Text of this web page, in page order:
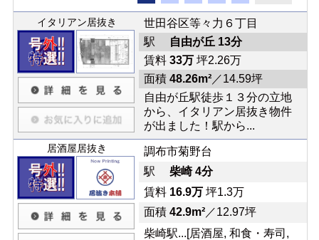
イタリアン居抜き
世田谷区等々力６丁目
駅
自由が丘 13分
賃料 33万坪2.26万
面積 48.26m²／14.59坪
自由が丘駅徒歩１３分の立地
から、イタリアン居抜き物件
が出ました！駅から...
居酒屋居抜き
調布市菊野台
駅 柴崎 4分
賃料 16.9万坪1.3万
面積 42.9m²／12.97坪
柴崎駅...[居酒屋, 和食・寿司,